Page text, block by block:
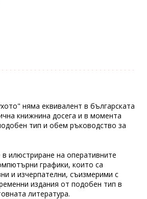
няма еквивалент в българската
книжнина досега и в момента
тип и обем ръководство за
илюстриране на оперативните
графики, които са
и изчерпателни, съизмерими с
издания от подобен тип в
литература.